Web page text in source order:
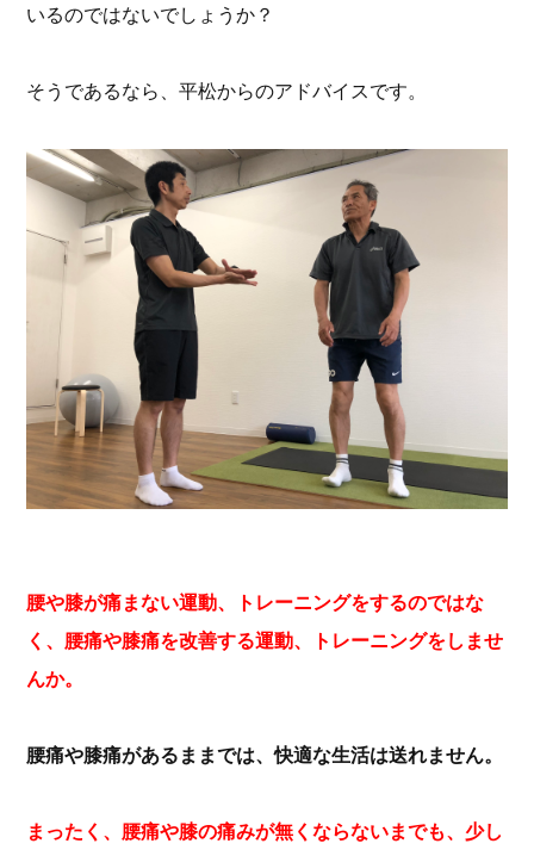
いるのではないでしょうか？
そうであるなら、平松からのアドバイスです。
腰や膝が痛まない運動、トレーニングをするのではな
く、腰痛や膝痛を改善する運動、トレーニングをしませ
んか。
腰痛や膝痛があるままでは、快適な生活は送れません。
まったく、腰痛や膝の痛みが無くならないまでも、少し